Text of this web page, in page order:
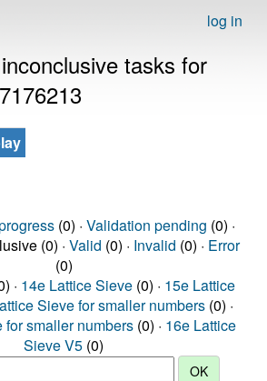
log in
tasks for
(0) · Validation pending (0) ·
(0) · Valid (0) · Invalid (0) · Error
(0)
· 14e Lattice Sieve (0) · 15e Lattice
Sieve for smaller numbers (0) ·
for smaller numbers (0) · 16e Lattice
Sieve V5 (0)